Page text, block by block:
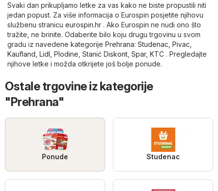
Svaki dan prikupljamo letke za vas kako ne biste propustili niti
jedan popust. Za više informacija o Eurospin posjetite njihovu
službenu stranicu eurospin.hr . Ako Eurospin ne nudi ono što
tražite, ne brinite. Odaberite bilo koju drugu trgovinu u svom
gradu iz navedene kategorije Prehrana: Studenac Pivac
Kaufland Lidl Plodine Stanić Diskont Spar, KTC . Pregledajte
njihove letke i možda otkrijete još bolje ponude.
Ostale trgovine iz kategorije
"Prehrana"
Ponude Studenac